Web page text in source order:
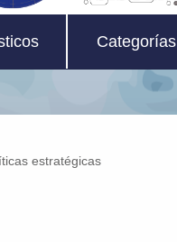
Categorías
estratégicas